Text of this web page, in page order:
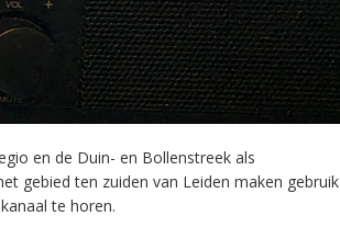
en de Duin- en Bollenstreek als
gebied ten zuiden van Leiden maken gebruik
te horen.